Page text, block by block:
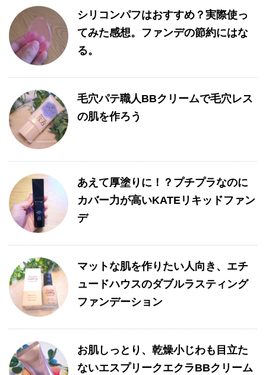
シリコンパフはおすすめ？実際使っ
てみた感想。ファンデの節約にはな
る。
毛穴パテ職人BBクリームで毛穴レス
の肌を作ろう
あえて厚塗りに！？プチプラなのに
カバー力が高いKATEリキッドファン
デ
マットな肌を作りたい人向き、エチ
ュードハウスのダブルラスティング
ファンデーション
お肌しっとり、乾燥小じわも目立た
ないエスプリークエクラBBクリーム